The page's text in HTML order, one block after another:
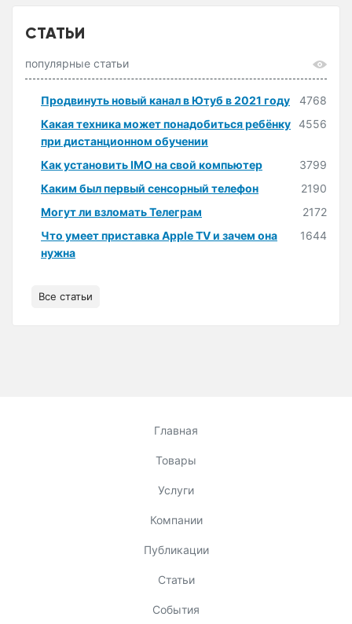
СТАТЬИ
популярные статьи
Продвинуть новый канал в Ютуб в 2021 году
4768
Какая техника может понадобиться ребёнку
при дистанционном обучении
4556
Как установить IMO на свой компьютер
3799
Каким был первый сенсорный телефон
2190
Могут ли взломать Телеграм
2172
Что умеет приставка Apple TV и зачем она
нужна
1644
Все статьи
Главная
Товары
Услуги
Компании
Публикации
Статьи
События